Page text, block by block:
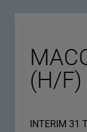
(H/F)
INTERIM 31